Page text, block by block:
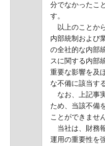
分でなかったこ
す。
以上のことか
内部統制および
の全社的な内部
スに関する内部
重要な影響を及
な不備に該当す
なお、上記事
ため、当該不備
ことができませ
当社は、財務
運用の重要性を